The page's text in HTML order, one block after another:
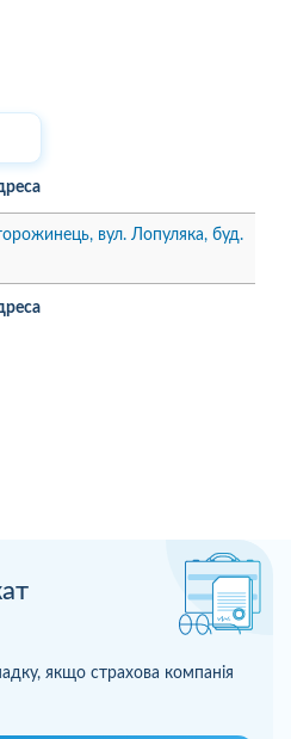
якщо страхова компанія
вул. Лопуляка, буд.